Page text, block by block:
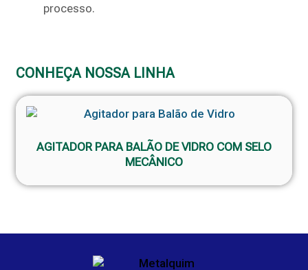
processo.
CONHEÇA NOSSA LINHA
AGITADOR PARA BALÃO DE VIDRO COM SELO
MECÂNICO